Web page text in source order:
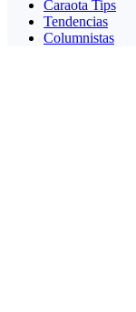
Caraota Tips
Tendencias
Columnistas